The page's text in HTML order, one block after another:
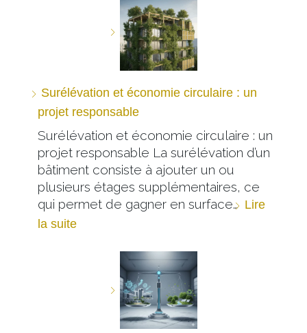
Surélévation et économie circulaire : un
projet responsable
Surélévation et économie circulaire : un
projet responsable La surélévation d’un
bâtiment consiste à ajouter un ou
plusieurs étages supplémentaires, ce
qui permet de gagner en surface… Lire
la suite